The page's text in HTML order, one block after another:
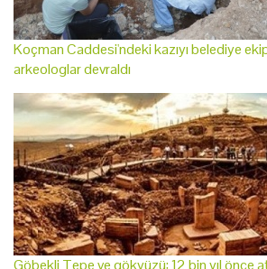
Koçman Caddesi'ndeki kazıyı belediye
arkeologlar devraldı
Göbekli Tepe ve gökyüzü: 12 bin yıl önce